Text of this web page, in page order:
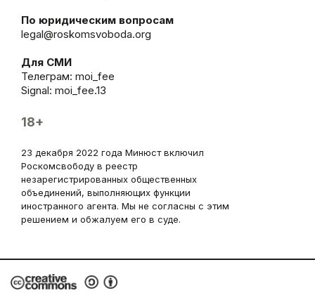
По юридическим вопросам
legal@roskomsvoboda.org
Для СМИ
Телеграм: moi_fee
Signal: moi_fee.13
18+
23 декабря 2022 года Минюст включил
Роскомсвободу в реестр
незарегистрированных общественных
объединений, выполняющих функции
иностранного агента. Мы не согласны с этим
решением и обжалуем его в суде.